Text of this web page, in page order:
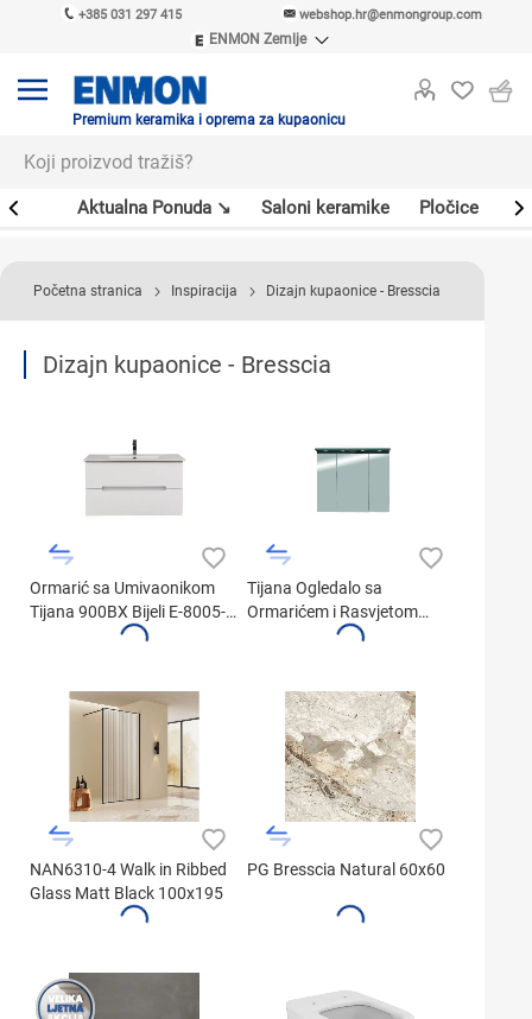
+385 031 297 415 webshop.hr@enmongroup.com
ENMON Zemlje
ENMON MKD
Premium keramika i oprema za kupaonicu
Aktualna Ponuda ↘ Saloni keramike Pločice
Početna stranica Inspiracija Dizajn kupaonice - Bresscia
Dizajn kupaonice - Bresscia
Ormarić sa Umivaonikom
Tijana 900BX Bijeli E-8005-
Tijana Ogledalo sa
Ormarićem i Rasvjetom
Bijela 900A3
NAN6310-4 Walk in Ribbed
Glass Matt Black 100x195
PG Bresscia Natural 60x60